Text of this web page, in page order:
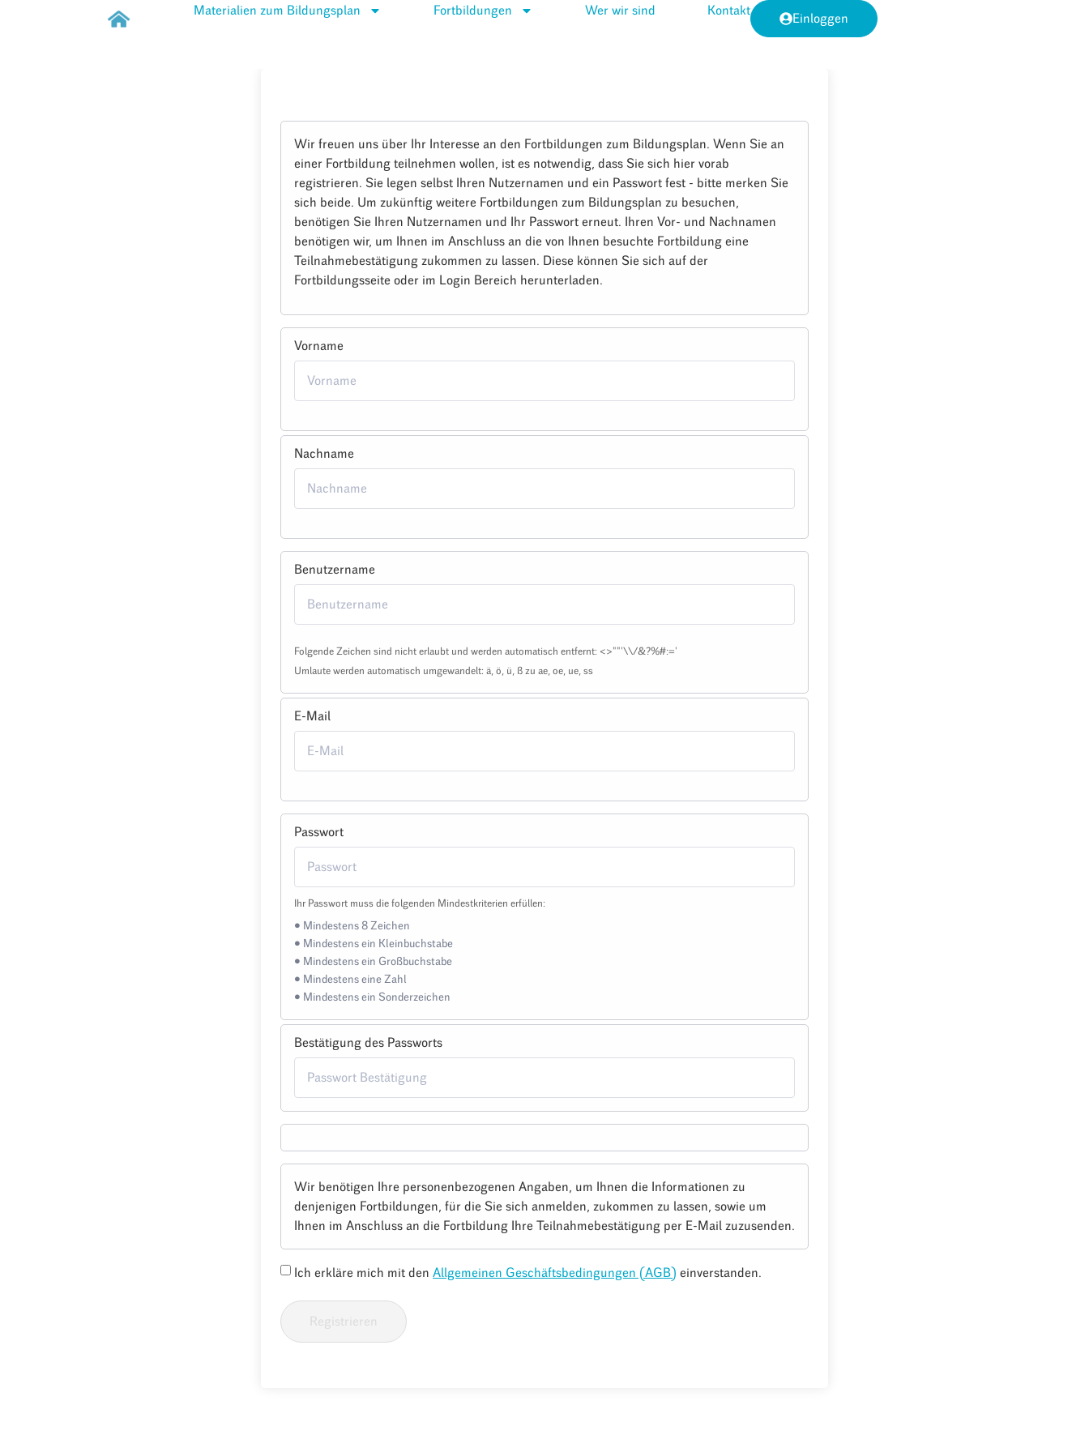
Materialien zum Bildungsplan Fortbildungen Wer wir sind Kontakt
Einloggen
Wir freuen uns über Ihr Interesse an den Fortbildungen zum Bildungsplan. Wenn Sie an
einer Fortbildung teilnehmen wollen, ist es notwendig, dass Sie sich hier vorab
registrieren. Sie legen selbst Ihren Nutzernamen und ein Passwort fest - bitte merken Sie
sich beide. Um zukünftig weitere Fortbildungen zum Bildungsplan zu besuchen,
benötigen Sie Ihren Nutzernamen und Ihr Passwort erneut. Ihren Vor- und Nachnamen
benötigen wir, um Ihnen im Anschluss an die von Ihnen besuchte Fortbildung eine
Teilnahmebestätigung zukommen zu lassen. Diese können Sie sich auf der
Fortbildungsseite oder im Login Bereich herunterladen.
Vorname
Nachname
Benutzername
Folgende Zeichen sind nicht erlaubt und werden automatisch entfernt: <>""'\\/&?%#:='
Umlaute werden automatisch umgewandelt: ä, ö, ü, ß zu ae, oe, ue, ss
E-Mail
Passwort
Ihr Passwort muss die folgenden Mindestkriterien erfüllen:
• Mindestens 8 Zeichen
• Mindestens ein Kleinbuchstabe
• Mindestens ein Großbuchstabe
• Mindestens eine Zahl
• Mindestens ein Sonderzeichen
Bestätigung des Passworts
Wir benötigen Ihre personenbezogenen Angaben, um Ihnen die Informationen zu
denjenigen Fortbildungen, für die Sie sich anmelden, zukommen zu lassen, sowie um
Ihnen im Anschluss an die Fortbildung Ihre Teilnahmebestätigung per E-Mail zuzusenden.
Ich erkläre mich mit den Allgemeinen Geschäftsbedingungen (AGB) einverstanden.
Registrieren